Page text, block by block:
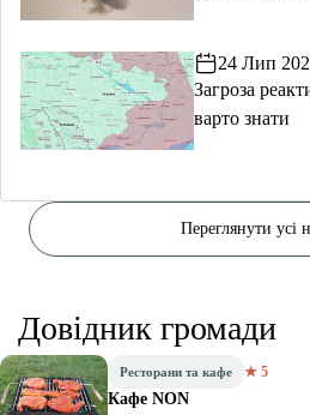
24 Лип
Загроза
варто знати
Переглянути усі
Довідник громади
Ресторани та кафе ★ 5
Кафе NON